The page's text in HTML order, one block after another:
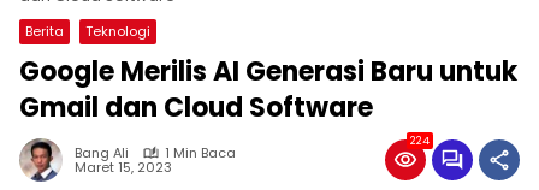
Berita Teknologi
Google Merilis AI Generasi Baru untuk
Gmail dan Cloud Software
Bang Ali 1 Min Baca
Maret 15, 2023
224